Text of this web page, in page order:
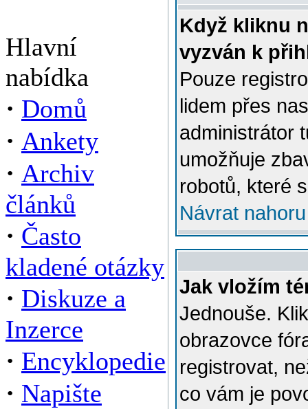
Hlavní
nabídka
· Domů
· Ankety
· Archiv
článků
· Často
kladené otázky
· Diskuze a
Inzerce
· Encyklopedie
· Napište
Když kliknu
vyzván k
Pouze
lidem přes
administrátor
umožňuje
robotů, které
Návrat nahoru
Jak vložím
Jednouše.
obrazovce
registrovat,
co vám je